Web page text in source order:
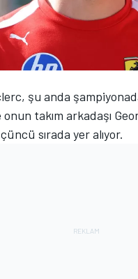
, şu anda
takım arkadaşı
sırada yer alıyor.